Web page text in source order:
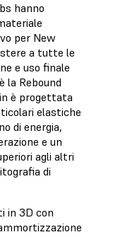
hanno
per New
a tutte le
e uso finale
la Rebound
è progettata
elastiche
di energia,
e un
agli altri
di
in 3D con